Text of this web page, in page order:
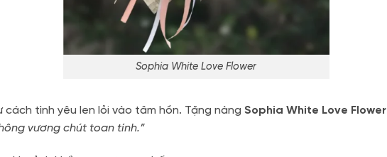
Sophia White Love Flower
tình yêu len lỏi vào tâm hồn. Tặng nàng Sophia White Love Flower
vương chút toan tính.”